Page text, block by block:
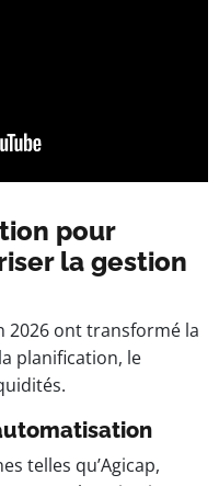
pour
la gestion
2026 ont transformé la
planification, le
telles qu’Agicap,